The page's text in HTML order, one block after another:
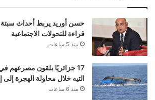
حسن أوريد يربط أحداث سبتة
قراءة للتحولات الاجتماعية
منذ 5 ساعات
التيه خلال محاولة الهجرة إلى
منذ 6 ساعات